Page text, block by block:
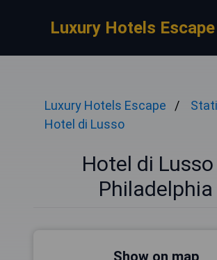
Luxury Hotels Escape
Luxury Hotels Escape
Hotel di Lusso
Hotel di Lusso
Philadelphia
Show on map